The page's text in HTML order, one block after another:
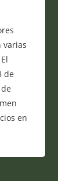
varias
de
en